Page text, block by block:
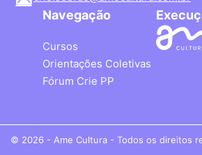
Navegação
Cursos
Orientações Coletivas
Fórum Crie PP
© 2026 - Ame Cultura - Todos os direitos